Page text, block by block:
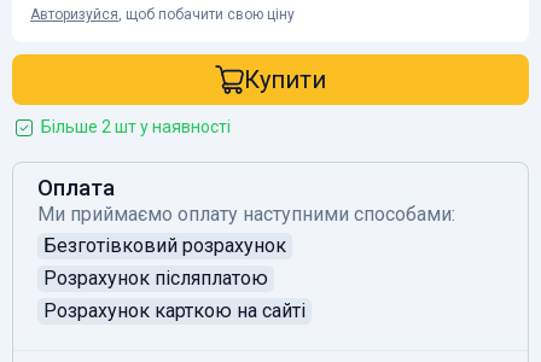
Авторизуйся, щоб побачити свою ціну
Купити
Більше 2 шт у наявності
Оплата
Ми приймаємо оплату наступними способами:
Безготівковий розрахунок
Розрахунок післяплатою
Розрахунок карткою на сайті